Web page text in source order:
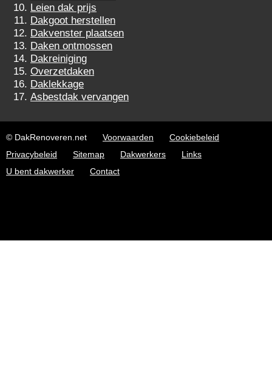
Leien dak prijs
Dakgoot herstellen
Dakvenster plaatsen
Daken ontmossen
Dakreiniging
Overzetdaken
Daklekkage
Asbestdak vervangen
© DakRenoveren.net Voorwaarden
Cookiebeleid
Privacybeleid
Sitemap Dakwerkers
Links
U bent dakwerker
Contact